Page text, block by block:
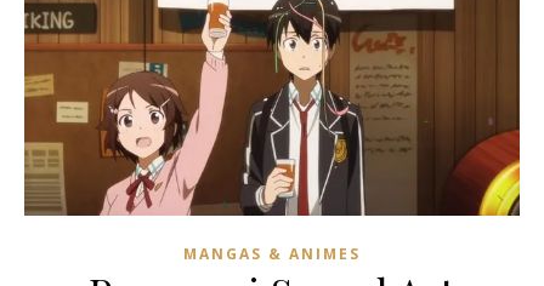
MANGAS & ANIMES